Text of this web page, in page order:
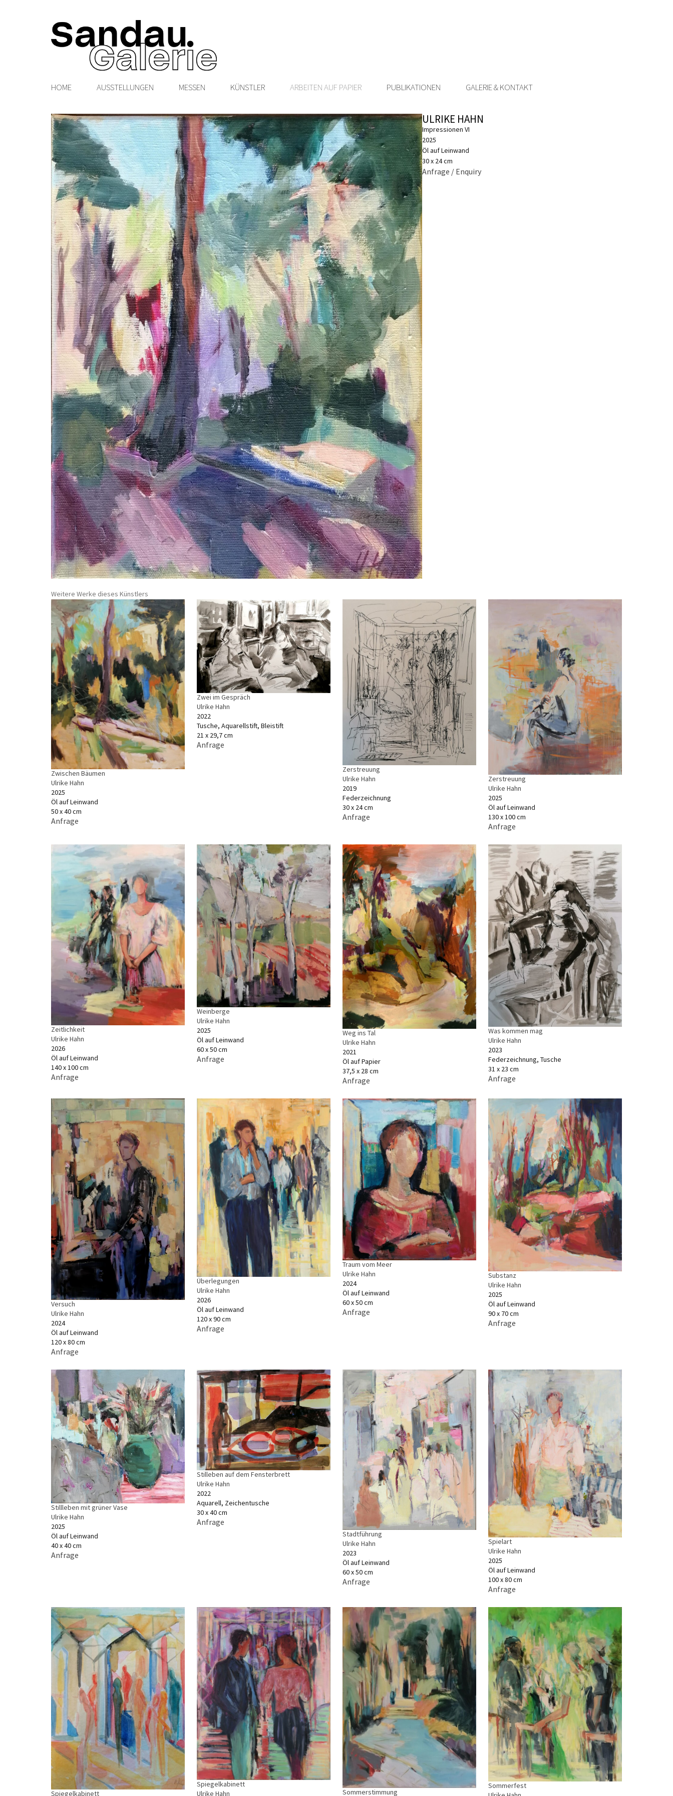
HOME AUSSTELLUNGEN MESSEN KÜNSTLER ARBEITEN AUF PAPIER PUBLIKATIONEN GALERIE & KONTAKT
ULRIKE HAHN
Impressionen VI
2025
Öl auf Leinwand
30 x 24 cm
Anfrage / Enquiry
Weitere Werke dieses Künstlers
Zwischen Bäumen
Ulrike Hahn
2025
Öl auf Leinwand
50 x 40 cm
Anfrage
Zwei im Gespräch
Ulrike Hahn
2022
Tusche, Aquarellstift, Bleistift
21 x 29,7 cm
Anfrage
Zerstreuung
Ulrike Hahn
2019
Federzeichnung
30 x 24 cm
Anfrage
Zerstreuung
Ulrike Hahn
2025
Öl auf Leinwand
130 x 100 cm
Anfrage
Zeitlichkeit
Ulrike Hahn
2026
Öl auf Leinwand
140 x 100 cm
Anfrage
Weinberge
Ulrike Hahn
2025
Öl auf Leinwand
60 x 50 cm
Anfrage
Weg ins Tal
Ulrike Hahn
2021
Öl auf Papier
37,5 x 28 cm
Anfrage
Was kommen mag
Ulrike Hahn
2023
Federzeichnung, Tusche
31 x 23 cm
Anfrage
Versuch
Ulrike Hahn
2024
Öl auf Leinwand
120 x 80 cm
Anfrage
Überlegungen
Ulrike Hahn
2026
Öl auf Leinwand
120 x 90 cm
Anfrage
Traum vom Meer
Ulrike Hahn
2024
Öl auf Leinwand
60 x 50 cm
Anfrage
Substanz
Ulrike Hahn
2025
Öl auf Leinwand
90 x 70 cm
Anfrage
Stillleben mit grüner Vase
Ulrike Hahn
2025
Öl auf Leinwand
40 x 40 cm
Anfrage
Stilleben auf dem Fensterbrett
Ulrike Hahn
2022
Aquarell, Zeichentusche
30 x 40 cm
Anfrage
Stadtführung
Ulrike Hahn
2023
Öl auf Leinwand
60 x 50 cm
Anfrage
Spielart
Ulrike Hahn
2025
Öl auf Leinwand
100 x 80 cm
Anfrage
Spiegelkabinett
Spiegelkabinett
Ulrike Hahn
Sommerstimmung
Sommerfest